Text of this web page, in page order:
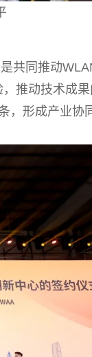
共同推动
推动技术成
，形成产业协